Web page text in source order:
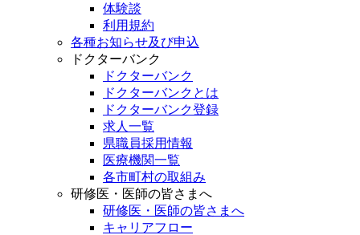
体験談
利用規約
各種お知らせ及び申込
ドクターバンク
ドクターバンク
ドクターバンクとは
ドクターバンク登録
求人一覧
県職員採用情報
医療機関一覧
各市町村の取組み
研修医・医師の皆さまへ
研修医・医師の皆さまへ
キャリアフロー